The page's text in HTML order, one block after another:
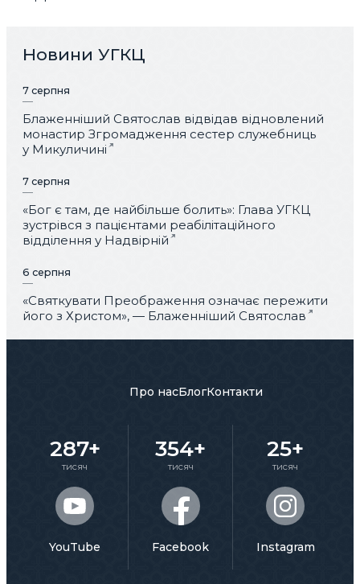
Новини УГКЦ
7 серпня
Блаженніший Святослав відвідав відновлений
монастир Згромадження сестер служебниць
у Микуличині
7 серпня
«Бог є там, де найбільше болить»: Глава УГКЦ
зустрівся з пацієнтами реабілітаційного
відділення у Надвірній
6 серпня
«Святкувати Преображення означає пережити
його з Христом», — Блаженніший Святослав
Про насБлогКонтакти
287+
тисяч
YouTube
354+
тисяч
Facebook
25+
тисяч
Instagram